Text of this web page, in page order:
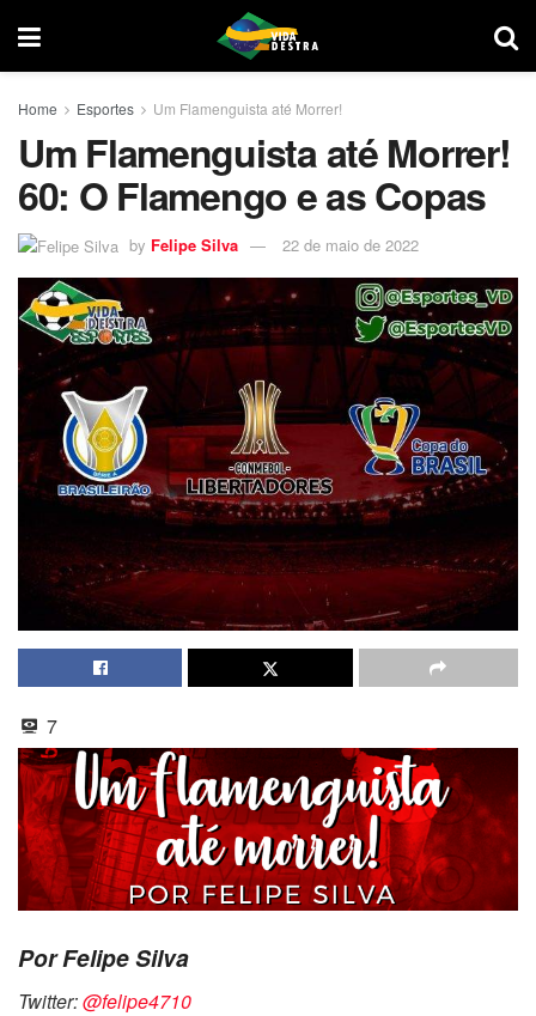
Home Esportes Um Flamenguista até Morrer!
Um Flamenguista até Morrer!
60: O Flamengo e as Copas
by Felipe Silva 22 de maio de 2022
7
Por Felipe Silva
Twitter:@felipe4710